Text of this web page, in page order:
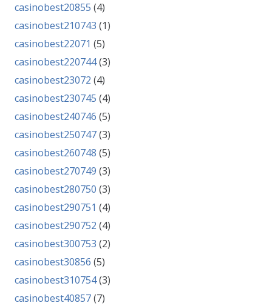
casinobest20855 (4)
casinobest210743 (1)
casinobest22071 (5)
casinobest220744(3)
casinobest23072 (4)
casinobest230745 (4)
casinobest240746 (5)
casinobest250747(3)
casinobest260748 (5)
casinobest270749 (3)
casinobest280750 (3)
casinobest290751 (4)
casinobest290752 (4)
casinobest300753 (2)
casinobest30856 (5)
casinobest310754(3)
casinobest40857(7)